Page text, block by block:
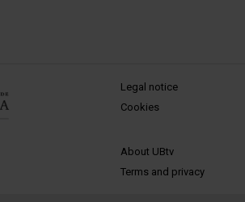
MENÚ PEU 1
Legal notice
Cookies
PEU 2
About UBtv
Terms and privacy